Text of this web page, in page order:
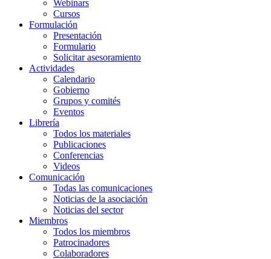
Webinars
Cursos
Formulación
Presentación
Formulario
Solicitar asesoramiento
Actividades
Calendario
Gobierno
Grupos y comités
Eventos
Librería
Todos los materiales
Publicaciones
Conferencias
Videos
Comunicación
Todas las comunicaciones
Noticias de la asociación
Noticias del sector
Miembros
Todos los miembros
Patrocinadores
Colaboradores